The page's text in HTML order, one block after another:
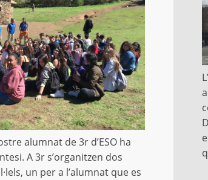
alumnat de 3r d’ESO ha
A 3r s’organitzen dos
un per a l’alumnat que es